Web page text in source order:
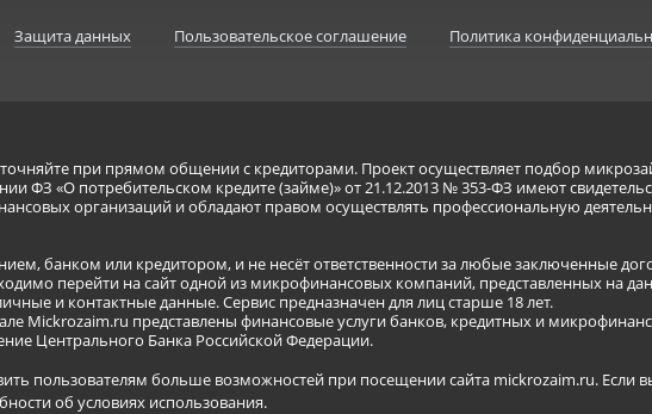
Защита данных Пользовательское соглашение Политика
при прямом общении с кредиторами. Проект осуществляет подбор
ФЗ «О потребительском кредите (займе)» от 21.12.2013 № 353-ФЗ имеют
организаций и обладают правом осуществлять профессиональную
банком или кредитором, и не несёт ответственности за любые заключенные
перейти на сайт одной из микрофинансовых компаний, представленных на
и контактные данные. Сервис предназначен для лиц старше 18 лет.
Mickrozaim.ru представлены финансовые услуги банков, кредитных и
Центрального Банка Российской Федерации.
пользователям больше возможностей при посещении сайта mickrozaim.ru. Если
об условиях использования.